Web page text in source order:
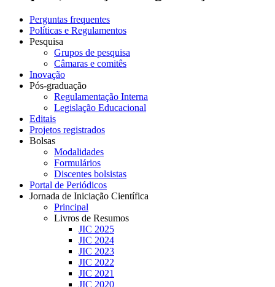
Perguntas frequentes
Políticas e Regulamentos
Pesquisa
Grupos de pesquisa
Câmaras e comitês
Inovação
Pós-graduação
Regulamentação Interna
Legislação Educacional
Editais
Projetos registrados
Bolsas
Modalidades
Formulários
Discentes bolsistas
Portal de Periódicos
Jornada de Iniciação Científica
Principal
Livros de Resumos
JIC 2025
JIC 2024
JIC 2023
JIC 2022
JIC 2021
JIC 2020